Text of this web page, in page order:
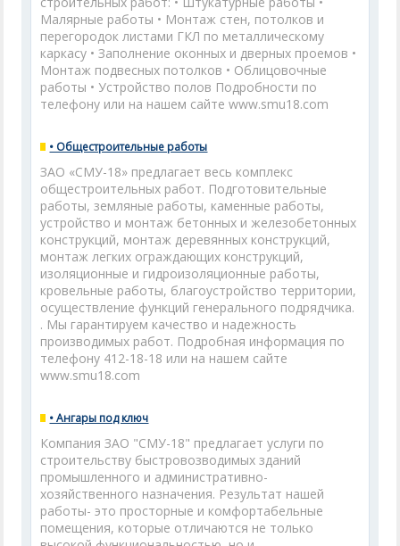
Малярные работы • Монтаж стен, потолков и
перегородок листами ГКЛ по металлическому
каркасу • Заполнение оконных и дверных проемов •
Монтаж подвесных потолков • Облицовочные
работы • Устройство полов Подробности по
телефону или на нашем сайте www.smu18.com
• Общестроительные работы
ЗАО «СМУ-18» предлагает весь комплекс
общестроительных работ. Подготовительные
работы, земляные работы, каменные работы,
устройство и монтаж бетонных и железобетонных
конструкций, монтаж деревянных конструкций,
монтаж легких ограждающих конструкций,
изоляционные и гидроизоляционные работы,
кровельные работы, благоустройство территории,
осуществление функций генерального подрядчика.
. Мы гарантируем качество и надежность
производимых работ. Подробная информация по
телефону 412-18-18 или на нашем сайте
www.smu18.com
• Ангары под ключ
Компания ЗАО "СМУ-18" предлагает услуги по
строительству быстровозводимых зданий
промышленного и административно-
хозяйственного назначения. Результат нашей
работы- это просторные и комфортабельные
помещения, которые отличаются не только